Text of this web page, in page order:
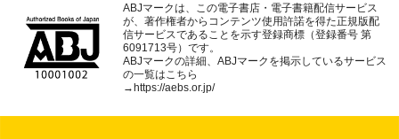
ABJマークは、この電子書店・電子書籍配信サービス
が、著作権者からコンテンツ使用許諾を得た正規版配
信サービスであることを示す登録商標（登録番号 第
6091713号）です。
ABJマークの詳細、ABJマークを掲示しているサービス
の一覧はこちら
→https://aebs.or.jp/